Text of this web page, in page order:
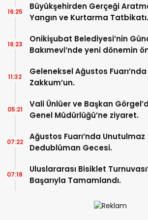
Büyükşehirden Gerçeği
Yangın ve Kurtarma Tatbikatı.
16:25
Onikişubat Belediyesi’nin
Bakımevi’nde yeni dönemin
16:23
Geleneksel Ağustos
Zakkum’un.
11:32
Vali Ünlüer ve Başkan
Genel Müdürlüğü’ne ziyaret.
05:21
Ağustos Fuarı’nda Unutulmaz
Dedublüman Gecesi.
07:22
Uluslararası Bisiklet
Başarıyla Tamamlandı.
07:18